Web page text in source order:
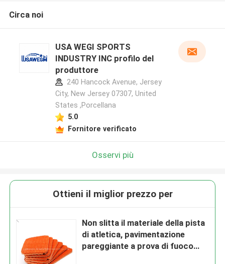
Circa noi
USA WEGI SPORTS
INDUSTRY INC profilo del
produttore
240 Hancock Avenue, Jersey
City, New Jersey 07307, United
States ,Porcellana
5.0
Fornitore verificato
Osservi più
Ottieni il miglior prezzo per
Non slitta il materiale della pista
di atletica, pavimentazione
pareggiante a prova di fuoco